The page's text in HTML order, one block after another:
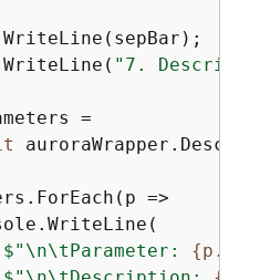
"7. Describe
=
=>
$"\n\tParameter: {